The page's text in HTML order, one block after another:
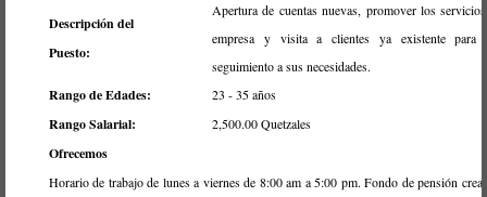
Descripción del
Puesto:
Apertura de cuentas nuevas, promover los
empresa y visita a clientes ya existente para
seguimiento a sus necesidades.
Rango de Edades: 23 - 35 años
Rango Salarial: 2,500.00 Quetzales
Ofrecemos
Horario de trabajo de lunes a viernes de 8:00 am a 5:00 pm. Fondo de pensión